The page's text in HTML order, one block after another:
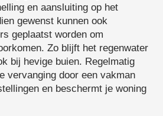
en aansluiting op het
gewenst kunnen ook
geplaatst worden om
Zo blijft het regenwater
bij hevige buien. Regelmatig
vervanging door een vakman
en beschermt je woning